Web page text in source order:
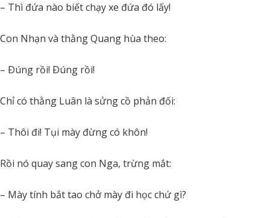
– Thì đứa nào biết chạy xe đứa đó lấy!
Con Nhạn và thằng Quang hùa theo:
– Ðúng rồi! Ðúng rồi!
Chỉ có thằng Luân là sửng cồ phản đối:
– Thôi đi! Tụi mày đừng có khôn!
Rồi nó quay sang con Nga, trừng mắt:
– Mày tính bắt tao chở mày đi học chứ gì?